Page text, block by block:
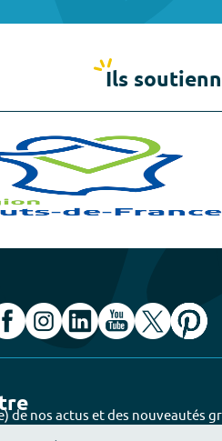
Ils
de nos actus et des nouveautés